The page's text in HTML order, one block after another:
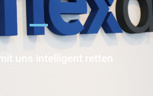
uns intelligent retten